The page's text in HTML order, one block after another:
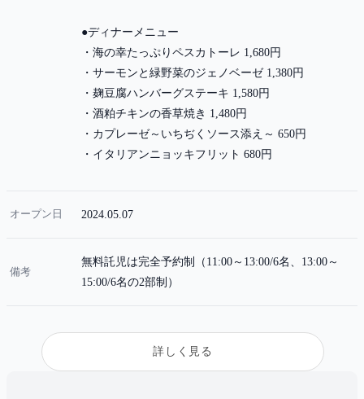
●ディナーメニュー
・海の幸たっぷりペスカトーレ 1,680円
・サーモンと緑野菜のジェノベーゼ 1,380円
・麹豆腐ハンバーグステーキ 1,580円
・酒粕チキンの香草焼き 1,480円
・カプレーゼ～いちぢくソース添え～ 650円
・イタリアンニョッキフリット 680円
オープン日 2024.05.07
備考
無料託児は完全予約制（11:00～13:00/6名、13:00～
15:00/6名の2部制）
詳しく見る